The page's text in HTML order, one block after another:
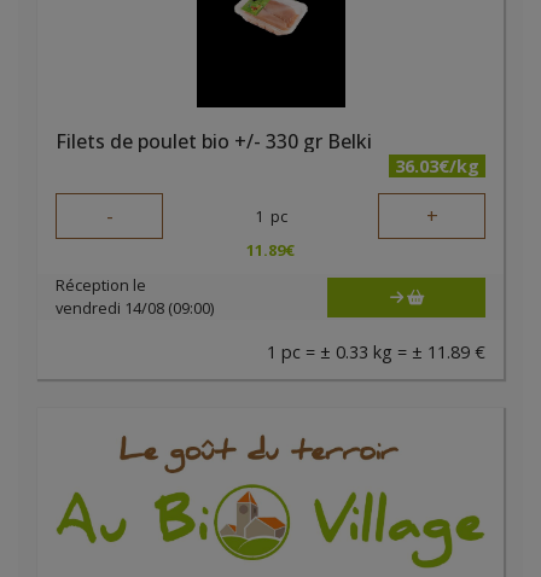
Filets de poulet bio +/- 330 gr Belki
36.03€/kg
- 1 pc +
11.89€
Réception le
vendredi 14/08 (09:00)
1 pc = ± 0.33 kg = ± 11.89 €